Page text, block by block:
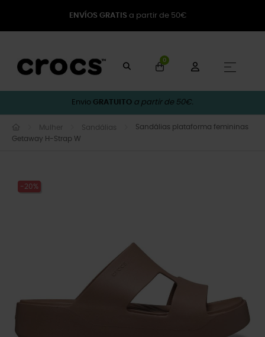
ENVÍOS GRATIS a partir de 50€
0
☰
Envio GRATUITO a partir de 50€.
Mulher Sandálias
Sandálias plataforma femininas
Getaway H-Strap W
-20%